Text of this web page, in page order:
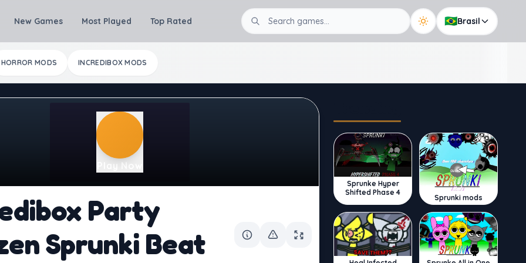
New Games Most Played Top Rated 🇧🇷Brasil
HORROR MODS INCREDIBOX MODS
Play Now
Party
Sprunki Beat
Sprunke Hyper
Shifted Phase 4
Sprunki mods